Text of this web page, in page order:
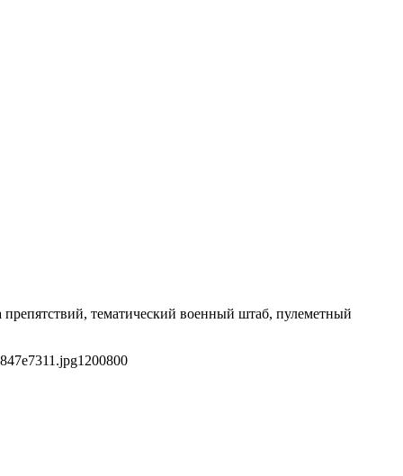
тематический военный штаб, пулеметный
1200800